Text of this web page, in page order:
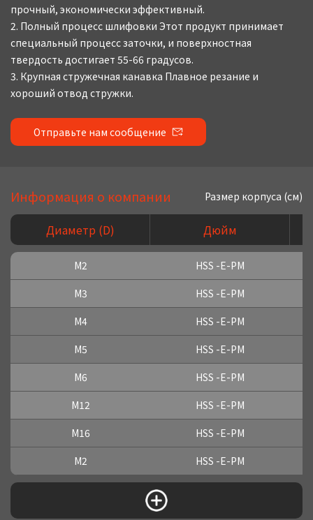
прочный, экономически эффективный.
2. Полный процесс шлифовки Этот продукт принимает
специальный процесс заточки, и поверхностная
твердость достигает 55-66 градусов.
3. Крупная стружечная канавка Плавное резание и
хороший отвод стружки.
Отправьте нам сообщение
Информация о компании Размер корпуса (см)
Диаметр (D) Дюйм
M2
HSS -E-PM
M3
HSS -E-PM
M4
HSS -E-PM
M5
HSS -E-PM
M6
HSS -E-PM
M12
HSS -E-PM
M16
HSS -E-PM
M2
HSS -E-PM
M4
HSS -E-PM